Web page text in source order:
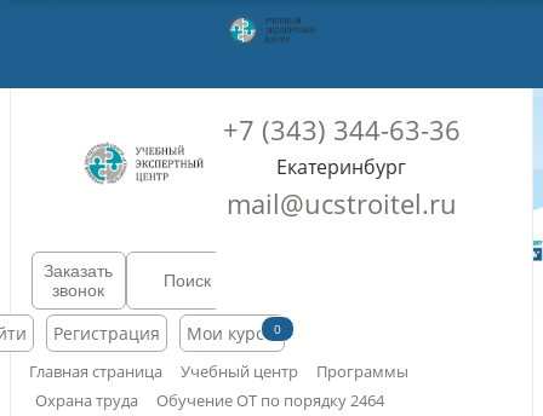
+7 (343) 344-63-36
Екатеринбург
mail@ucstroitel.ru
Заказать
звонок
Регистрация Мои курсы0
Главная страница Учебный центр
Программы
Охрана труда
Обучение ОТ по порядку 2464